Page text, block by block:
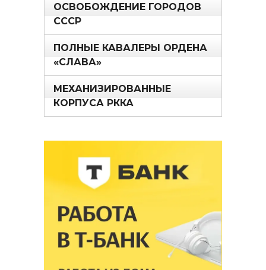
ОСВОБОЖДЕНИЕ ГОРОДОВ
СССР
ПОЛНЫЕ КАВАЛЕРЫ ОРДЕНА
«СЛАВА»
МЕХАНИЗИРОВАННЫЕ
КОРПУСА РККА